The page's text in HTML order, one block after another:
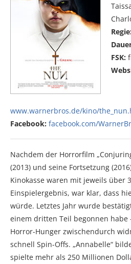
Regie:
FSK:
www.warnerbros.de/kino/
Facebook: facebook.com/
Nachdem der Horrorfilm
(2013) und seine Fortsetzung
Kinokasse waren mit jeweils über
Einspielergebnis, war klar, dass
würde. Letztes Jahr wurde
einem dritten Teil begonnen
Horror-Hunger zwischendurch
schnell Spin-Offs. „Annabelle“
spielte mehr als 250 Millionen